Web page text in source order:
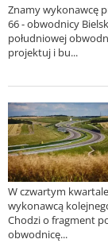
Znamy wykonawcę
66 - obwodnicy
południowej
projektuj i bu...
W czwartym
wykonawcą
Chodzi o fragment
obwodnicę...